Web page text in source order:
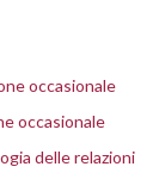
occasionale
occasionale
delle relazioni